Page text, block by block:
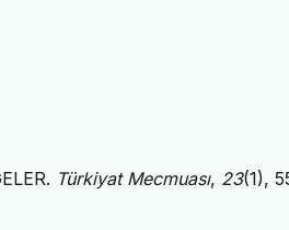
Türkiyat Mecmuası, 23(1),